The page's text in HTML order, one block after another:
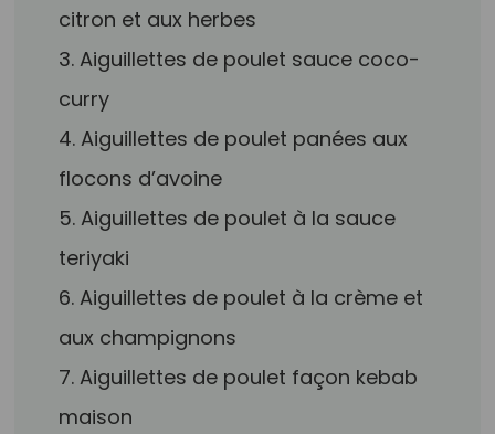
citron et aux herbes
3. Aiguillettes de poulet sauce coco-
curry
4. Aiguillettes de poulet panées aux
flocons d’avoine
5. Aiguillettes de poulet à la sauce
teriyaki
6. Aiguillettes de poulet à la crème et
aux champignons
7. Aiguillettes de poulet façon kebab
maison